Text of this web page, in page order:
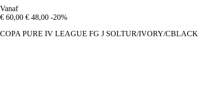
Vanaf
€ 60,00 € 48,00 -20%
COPA PURE IV LEAGUE FG J SOLTUR/IVORY/CBLACK